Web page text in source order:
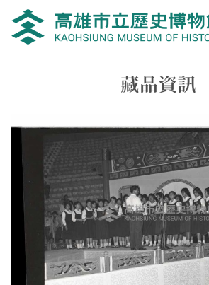
跳到主要內容
高雄市立歷史
網頁導覽